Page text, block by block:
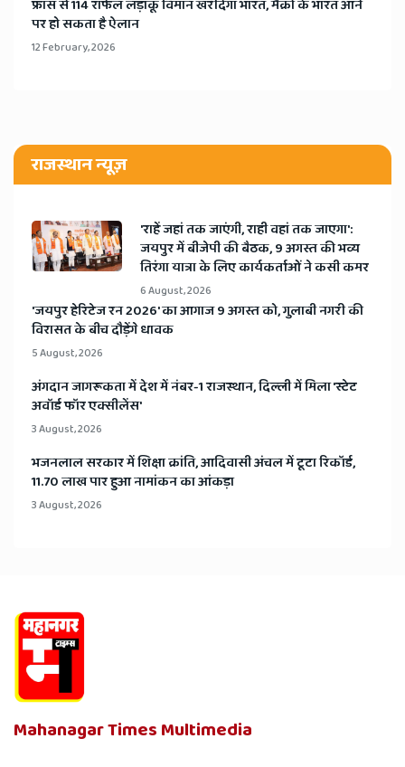
​फ्रांस से 114 राफेल लड़ाकू विमान खरीदेगा भारत, मैक्रों के भारत आने
पर हो सकता है ऐलान
12 February, 2026
राजस्थान न्यूज़
'राहें जहां तक जाएंगी, राही वहां तक जाएगा':
जयपुर में बीजेपी की बैठक, 9 अगस्त की भव्य
तिरंगा यात्रा के लिए कार्यकर्ताओं ने कसी कमर
6 August, 2026
​'जयपुर हेरिटेज रन 2026' का आगाज 9 अगस्त को, गुलाबी नगरी की
विरासत के बीच दौड़ेंगे धावक
5 August, 2026
अंगदान जागरूकता में देश में नंबर-1 राजस्थान, दिल्ली में मिला 'स्टेट
अवॉर्ड फॉर एक्सीलेंस'
3 August, 2026
भजनलाल सरकार में शिक्षा क्रांति, आदिवासी अंचल में टूटा रिकॉर्ड,
11.70 लाख पार हुआ नामांकन का आंकड़ा
3 August, 2026
Mahanagar Times Multimedia